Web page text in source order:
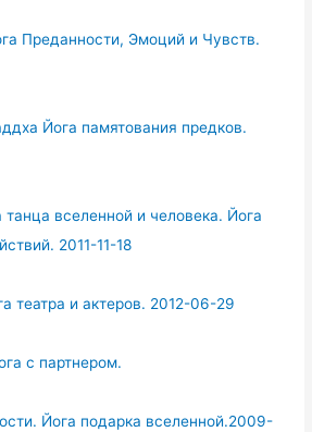
Преданности, Эмоций и Чувств.
Йога памятования предков.
вселенной и человека. Йога
2011-11-18
театра и актеров. 2012-06-29
с партнером.
Йога подарка вселенной.2009-